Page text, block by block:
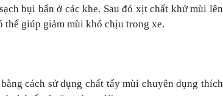
bụi bẩn ở các khe. Sau đó xịt chất khử mùi lên
giúp giảm mùi khó chịu trong xe.
cách sử dụng chất tẩy mùi chuyên dụng thích